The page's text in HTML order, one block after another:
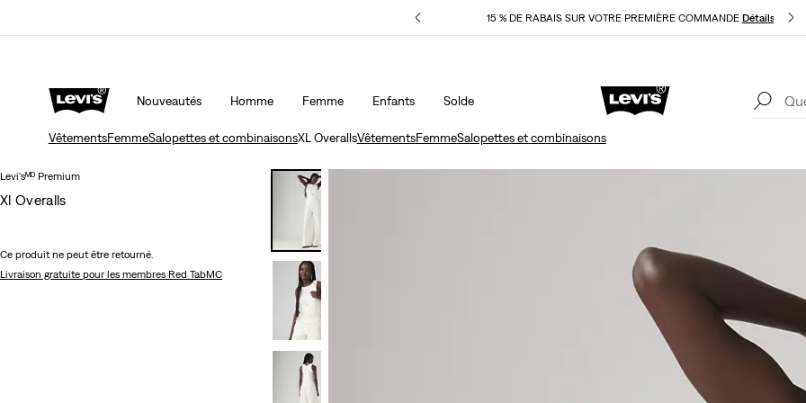
50 % DE RABAIS ADDITIONNEL SUR LES SOLDES. Appliqué
15 % DE RABAIS SUR VOTRE PREMIÈRE COMMANDE Détails
Nouveautés Homme Femme Enfants Solde50 % DE RABAIS ADDITIONNEL SUR LES SOLDES. Appliqué
automatiquement à la caisse.
Détails
VêtementsFemmeSalopettes et combinaisonsXL OverallsVêtementsFemmeSalopettes et combinaisons
Levi'sᴹᴰ Premium
Xl Overalls
Ce produit ne peut être retourné.
Livraison gratuite pour les membres Red TabMC